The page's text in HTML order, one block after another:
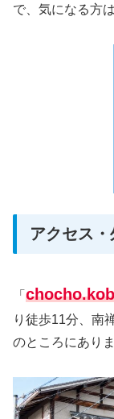
で、気になる方
アクセス・
「
り徒歩11分、南
のところにありま